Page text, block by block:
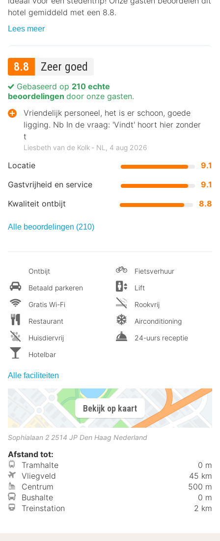
hotel gemiddeld met een 8.8.
Lees meer
8.8 Zeer goed
Locatie
9.1
Gastvrijheid en service
9.1
Kwaliteit ontbijt
8.8
Gebaseerd op 210 echte
beoordelingen door onze gasten.
Vriendelijk personeel, het is er schoon, goede
ligging. Nb In de vraag: 'Vindt' hoort hier zonder
t
Liesbeth van de Kolk ‐ NL, 4 aug 2026
Alle beoordelingen (210)
Ontbijt
Betaald parkeren
Gratis Wi-Fi
Restaurant
Huisdiervrij
Hotelbar
Fietsverhuur
Lift
Rookvrij
Airconditioning
24-uurs receptie
Alle faciliteiten
Bekijk op kaart
Sophialaan 2 2514 JP Den Haag Nederland
Afstand tot:
Tramhalte
0 m
Vliegveld
45 km
Centrum
500 m
Bushalte
0 m
Treinstation
2 km